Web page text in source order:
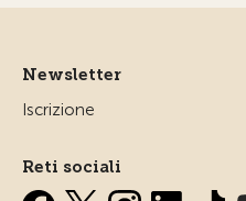
Newsletter
Iscrizione
Reti sociali